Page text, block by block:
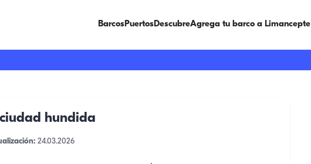
BarcosPuertosDescubreAgrega tu barco a Limancepte
hundida
24.03.2026